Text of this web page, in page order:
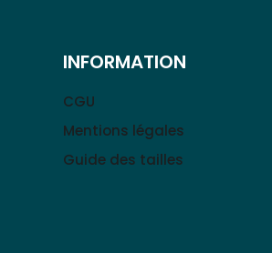
INFORMATION
CGU
Mentions légales
Guide des tailles